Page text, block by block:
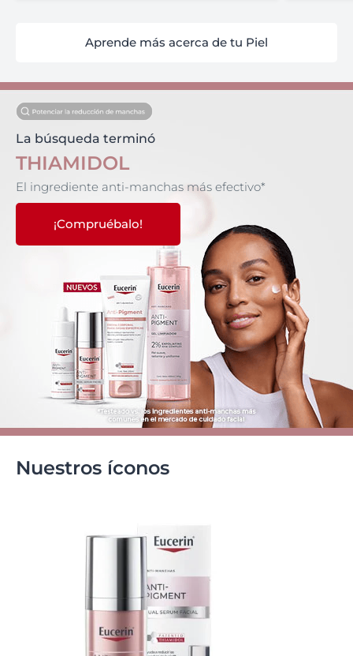
Aprende más acerca de tu Piel
La búsqueda terminó
THIAMIDOL
El ingrediente anti-manchas más efectivo​*
¡Compruébalo!
Nuestros íconos